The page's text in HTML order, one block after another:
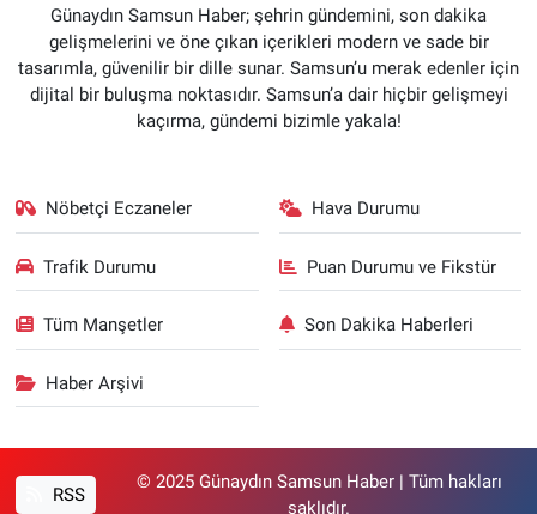
Günaydın Samsun Haber; şehrin gündemini, son dakika
gelişmelerini ve öne çıkan içerikleri modern ve sade bir
tasarımla, güvenilir bir dille sunar. Samsun’u merak edenler için
dijital bir buluşma noktasıdır. Samsun’a dair hiçbir gelişmeyi
kaçırma, gündemi bizimle yakala!
Nöbetçi Eczaneler Hava Durumu
Trafik Durumu Puan Durumu ve Fikstür
Tüm Manşetler Son Dakika Haberleri
Haber Arşivi
RSS
© 2025 Günaydın Samsun Haber | Tüm hakları
saklıdır.